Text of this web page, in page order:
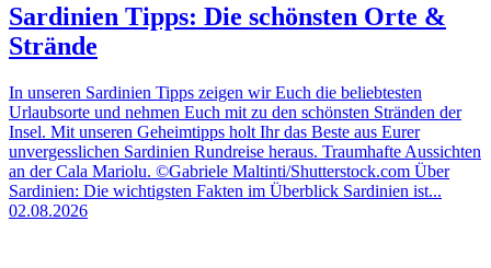
Sardinien Tipps: Die schönsten Orte &
Strände
In unseren Sardinien Tipps zeigen wir Euch die beliebtesten
Urlaubsorte und nehmen Euch mit zu den schönsten Stränden der
Insel. Mit unseren Geheimtipps holt Ihr das Beste aus Eurer
unvergesslichen Sardinien Rundreise heraus. Traumhafte Aussichten
an der Cala Mariolu. ©Gabriele Maltinti/Shutterstock.com Über
Sardinien: Die wichtigsten Fakten im Überblick Sardinien ist...
02.08.2026